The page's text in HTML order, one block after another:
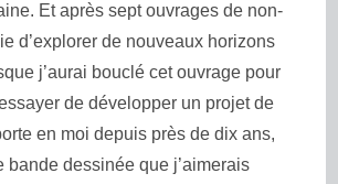
Et après sept ouvrages de non-
d’explorer de nouveaux horizons
j’aurai bouclé cet ouvrage pour
de développer un projet de
en moi depuis près de dix ans,
bande dessinée que j’aimerais